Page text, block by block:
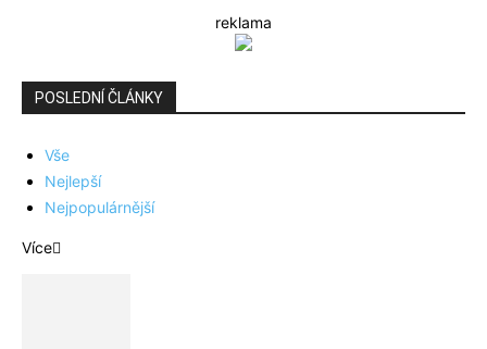
reklama
POSLEDNÍ ČLÁNKY
Vše
Nejlepší
Nejpopulárnější
Více